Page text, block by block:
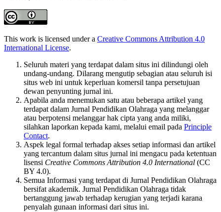
This work is licensed under a Creative Commons Attribution 4.0
International License.
Seluruh materi yang terdapat dalam situs ini dilindungi oleh
undang-undang. Dilarang mengutip sebagian atau seluruh isi
situs web ini untuk keperluan komersil tanpa persetujuan
dewan penyunting jurnal ini.
Apabila anda menemukan satu atau beberapa artikel yang
terdapat dalam Jurnal Pendidikan Olahraga yang melanggar
atau berpotensi melanggar hak cipta yang anda miliki,
silahkan laporkan kepada kami, melalui email pada Principle
Contact.
Aspek legal formal terhadap akses setiap informasi dan artikel
yang tercantum dalam situs jurnal ini mengacu pada ketentuan
lisensi Creative Commons Attribution 4.0 International (CC
BY 4.0).
Semua Informasi yang terdapat di Jurnal Pendidikan Olahraga
bersifat akademik. Jurnal Pendidikan Olahraga tidak
bertanggung jawab terhadap kerugian yang terjadi karana
penyalah gunaan informasi dari situs ini.